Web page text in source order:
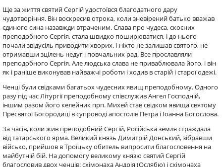
Ще за життя святий Сергій удостоївся благодатного дару
чудотворіння. Він воскресив отрока, коли зневірений батько вважав
єдиного сина назавжди втраченим. Слава про чудеса, скоєних
преподобного Сергія, стала швидко поширюватися, і до нього
почали звідусіль приводити хворих. І ніхто не залишав святого, не
отримавши зцілень недуг і повчальних рад. Все прославляли
преподобного Сергія. Але людська слава не приваблювала його, і він
як і раніше виконував найважчі роботи і ходив в старій і старої одежі.
Ченці були свідками багатьох чудесних явищ преподобному. Одного
разу під час Літургії преподобному співслужив Ангел Господній,
іншим разом його келейник прп. Михей став свідком явища святому
Пресвятої Богородиці в супроводі апостолів Петра і Іоанна Богослова.
За часів, коли жив преподобний Сергій, Російська земля страждала
від татарського ярма. Великий князь Димитрій Донський, зібравши
військо, прийшов в Троїцьку обитель випросити благословення на
майбутній бій. На допомогу великому князю святий Сергій
благословив двох ченців: схімонаха Андрія (Ослябю) і схімонаха